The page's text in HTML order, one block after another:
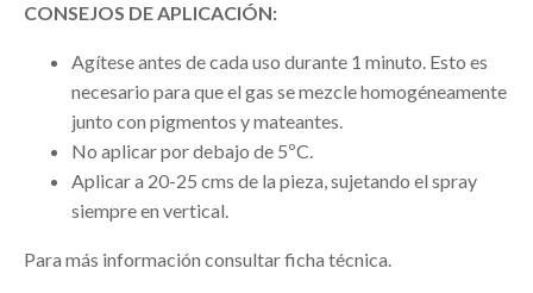
CONSEJOS DE APLICACIÓN:
Agítese antes de cada uso durante 1 minuto. Esto es
necesario para que el gas se mezcle homogéneamente
junto con pigmentos y mateantes.
No aplicar por debajo de 5ºC.
Aplicar a 20-25 cms de la pieza, sujetando el spray
siempre en vertical.
Para más información consultar ficha técnica.